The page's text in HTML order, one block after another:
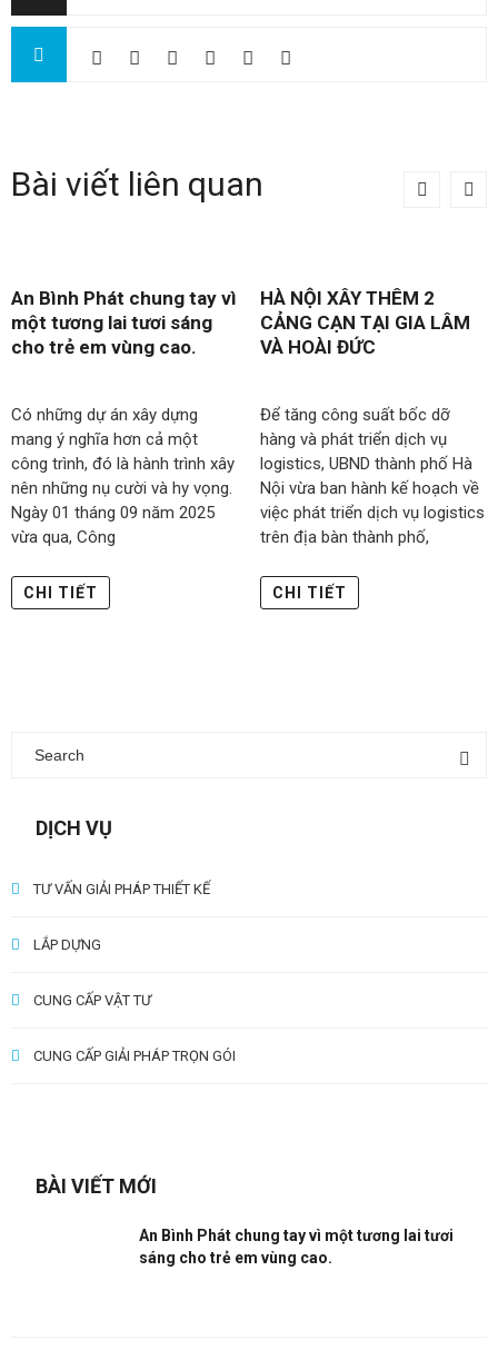
Bài viết liên quan
An Bình Phát chung tay vì
một tương lai tươi sáng
cho trẻ em vùng cao.
Có những dự án xây dựng
mang ý nghĩa hơn cả một
công trình, đó là hành trình xây
nên những nụ cười và hy vọng.
Ngày 01 tháng 09 năm 2025
vừa qua, Công
CHI TIẾT
HÀ NỘI XÂY THÊM 2
CẢNG CẠN TẠI GIA LÂM
VÀ HOÀI ĐỨC
Để tăng công suất bốc dỡ
hàng và phát triển dịch vụ
logistics, UBND thành phố Hà
Nội vừa ban hành kế hoạch về
việc phát triển dịch vụ logistics
trên địa bàn thành phố,
CHI TIẾT
DỊCH VỤ
TƯ VẤN GIẢI PHÁP THIẾT KẾ
LẮP DỰNG
CUNG CẤP VẬT TƯ
CUNG CẤP GIẢI PHÁP TRỌN GÓI
BÀI VIẾT MỚI
An Bình Phát chung tay vì một tương lai tươi
sáng cho trẻ em vùng cao.